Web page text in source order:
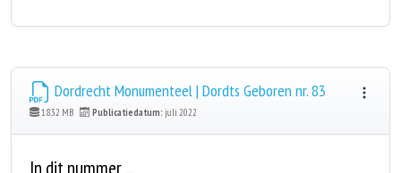
Dordrecht Monumenteel | Dordts Geboren nr. 83
18.32 MB Publicatiedatum: juli 2022
In dit nummer ...